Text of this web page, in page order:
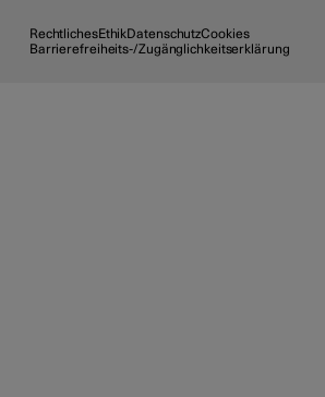
RechtlichesEthikDatenschutzCookies
Barrierefreiheits-/Zugänglichkeitserklärung